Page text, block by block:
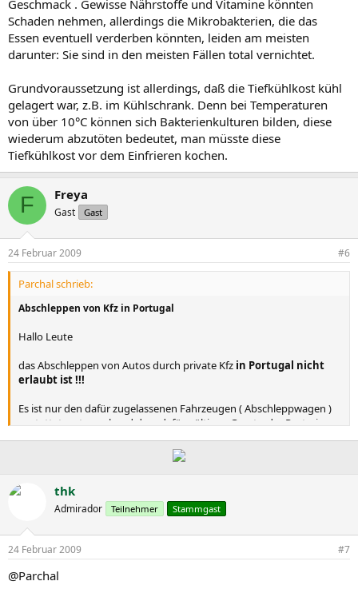
Geschmack . Gewisse Nährstoffe und Vitamine könnten
Schaden nehmen, allerdings die Mikrobakterien, die das
Essen eventuell verderben könnten, leiden am meisten
darunter: Sie sind in den meisten Fällen total vernichtet.
Grundvoraussetzung ist allerdings, daß die Tiefkühlkost kühl
gelagert war, z.B. im Kühlschrank. Denn bei Temperaturen
von über 10°C können sich Bakterienkulturen bilden, diese
wiederum abzutöten bedeutet, man müsste diese
Tiefkühlkost vor dem Einfrieren kochen.
F Freya
Gast Gast
24 Februar 2009 #6
Parchal schrieb:
Abschleppen von Kfz in Portugal
Hallo Leute
das Abschleppen von Autos durch private Kfz in Portugal nicht
erlaubt ist !!!
Es ist nur den dafür zugelassenen Fahrzeugen ( Abschleppwagen )
gestattet, entsprechend dem dafür gültigen Gesetz, der Portaria
387/99. Genaueres findet Ihr dazu im Codigo da Estrada.
Bußgeld
vorstellen( wenn ich miterleben konnte über die Jahrewiehier Auto
gefahren wird und dazu auch weiss
abschleppen würden anstatt ,den Abschlepper zu bezahlen......
thk
Admirador Teilnehmer Stammgast
24 Februar 2009 #7
@Parchal